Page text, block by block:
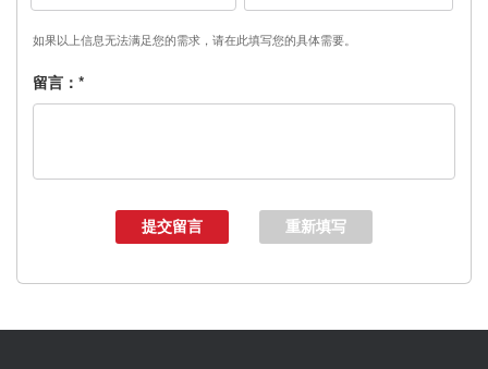
如果以上信息无法满足您的需求，请在此填写您的具体需要。
留言：*